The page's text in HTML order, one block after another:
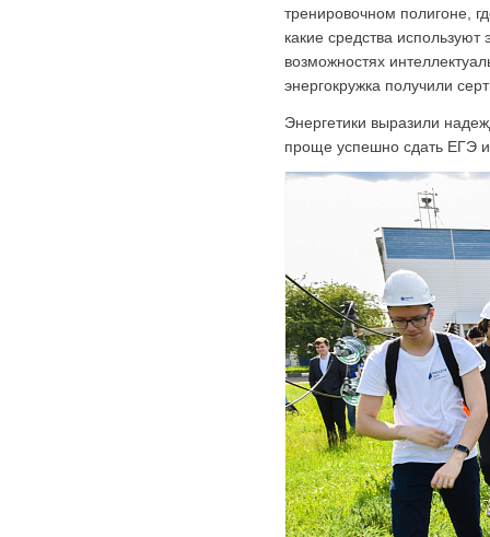
тренировочном полигоне,
какие средства используют
возможностях
энергокружка получили
Энергетики выразили
проще успешно сдать ЕГЭ и